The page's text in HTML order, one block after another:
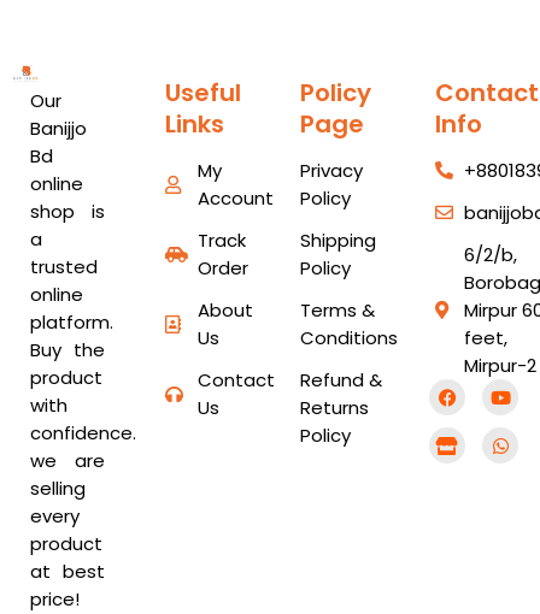
Our
Banijjo
Bd
online
shop is
a
trusted
online
platform.
Buy the
product
with
confidence.
we are
selling
every
product
at best
price!
Useful
Links
My
Account
Track
Order
About
Us
Contact
Us
Policy
Page
Privacy
Policy
Shipping
Policy
Terms &
Conditions
Refund &
Returns
Policy
Contact
Info
6/2/b,
Mirpur
feet,
Mirpur-2
F
a
e
b
Y
o
t
u
S
t
r
e
W
h
t
s